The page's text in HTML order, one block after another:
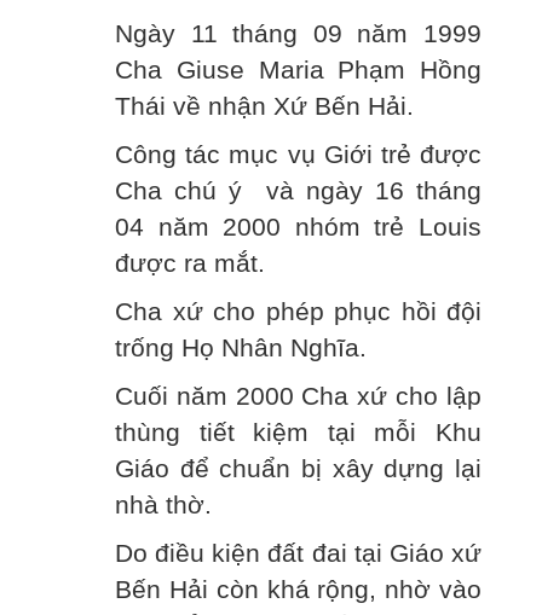
Ngày 11 tháng 09 năm 1999
Cha Giuse Maria Phạm Hồng
Thái về nhận Xứ Bến Hải.
Công tác mục vụ Giới trẻ được
Cha chú ý và ngày 16 tháng
04 năm 2000 nhóm trẻ Louis
được ra mắt.
Cha xứ cho phép phục hồi đội
trống Họ Nhân Nghĩa.
Cuối năm 2000 Cha xứ cho lập
thùng tiết kiệm tại mỗi Khu
Giáo để chuẩn bị xây dựng lại
nhà thờ.
Do điều kiện đất đai tại Giáo xứ
Bến Hải còn khá rộng, nhờ vào